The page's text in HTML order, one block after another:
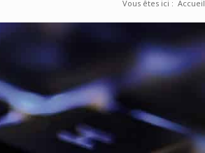
Vous êtes ici : Accueil